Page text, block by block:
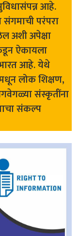
आहे.
परंपरा
अशी अपेक्षा
ऐकायला
आहे. येथे
लोक शिक्षण,
संस्कृतींना
संकल्प